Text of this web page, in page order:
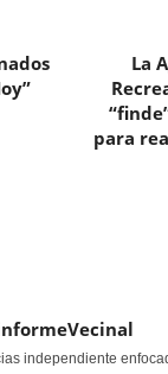
La
para
independiente